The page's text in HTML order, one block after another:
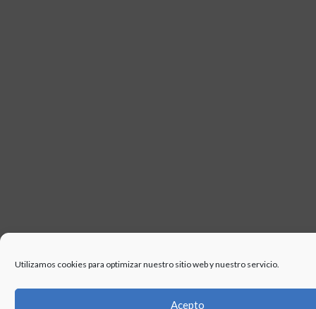
Utilizamos cookies para optimizar nuestro sitio web y nuestro servicio.
Acepto